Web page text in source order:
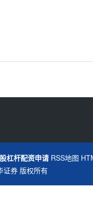
杠杆配资申请 RSS地图
证券 版权所有